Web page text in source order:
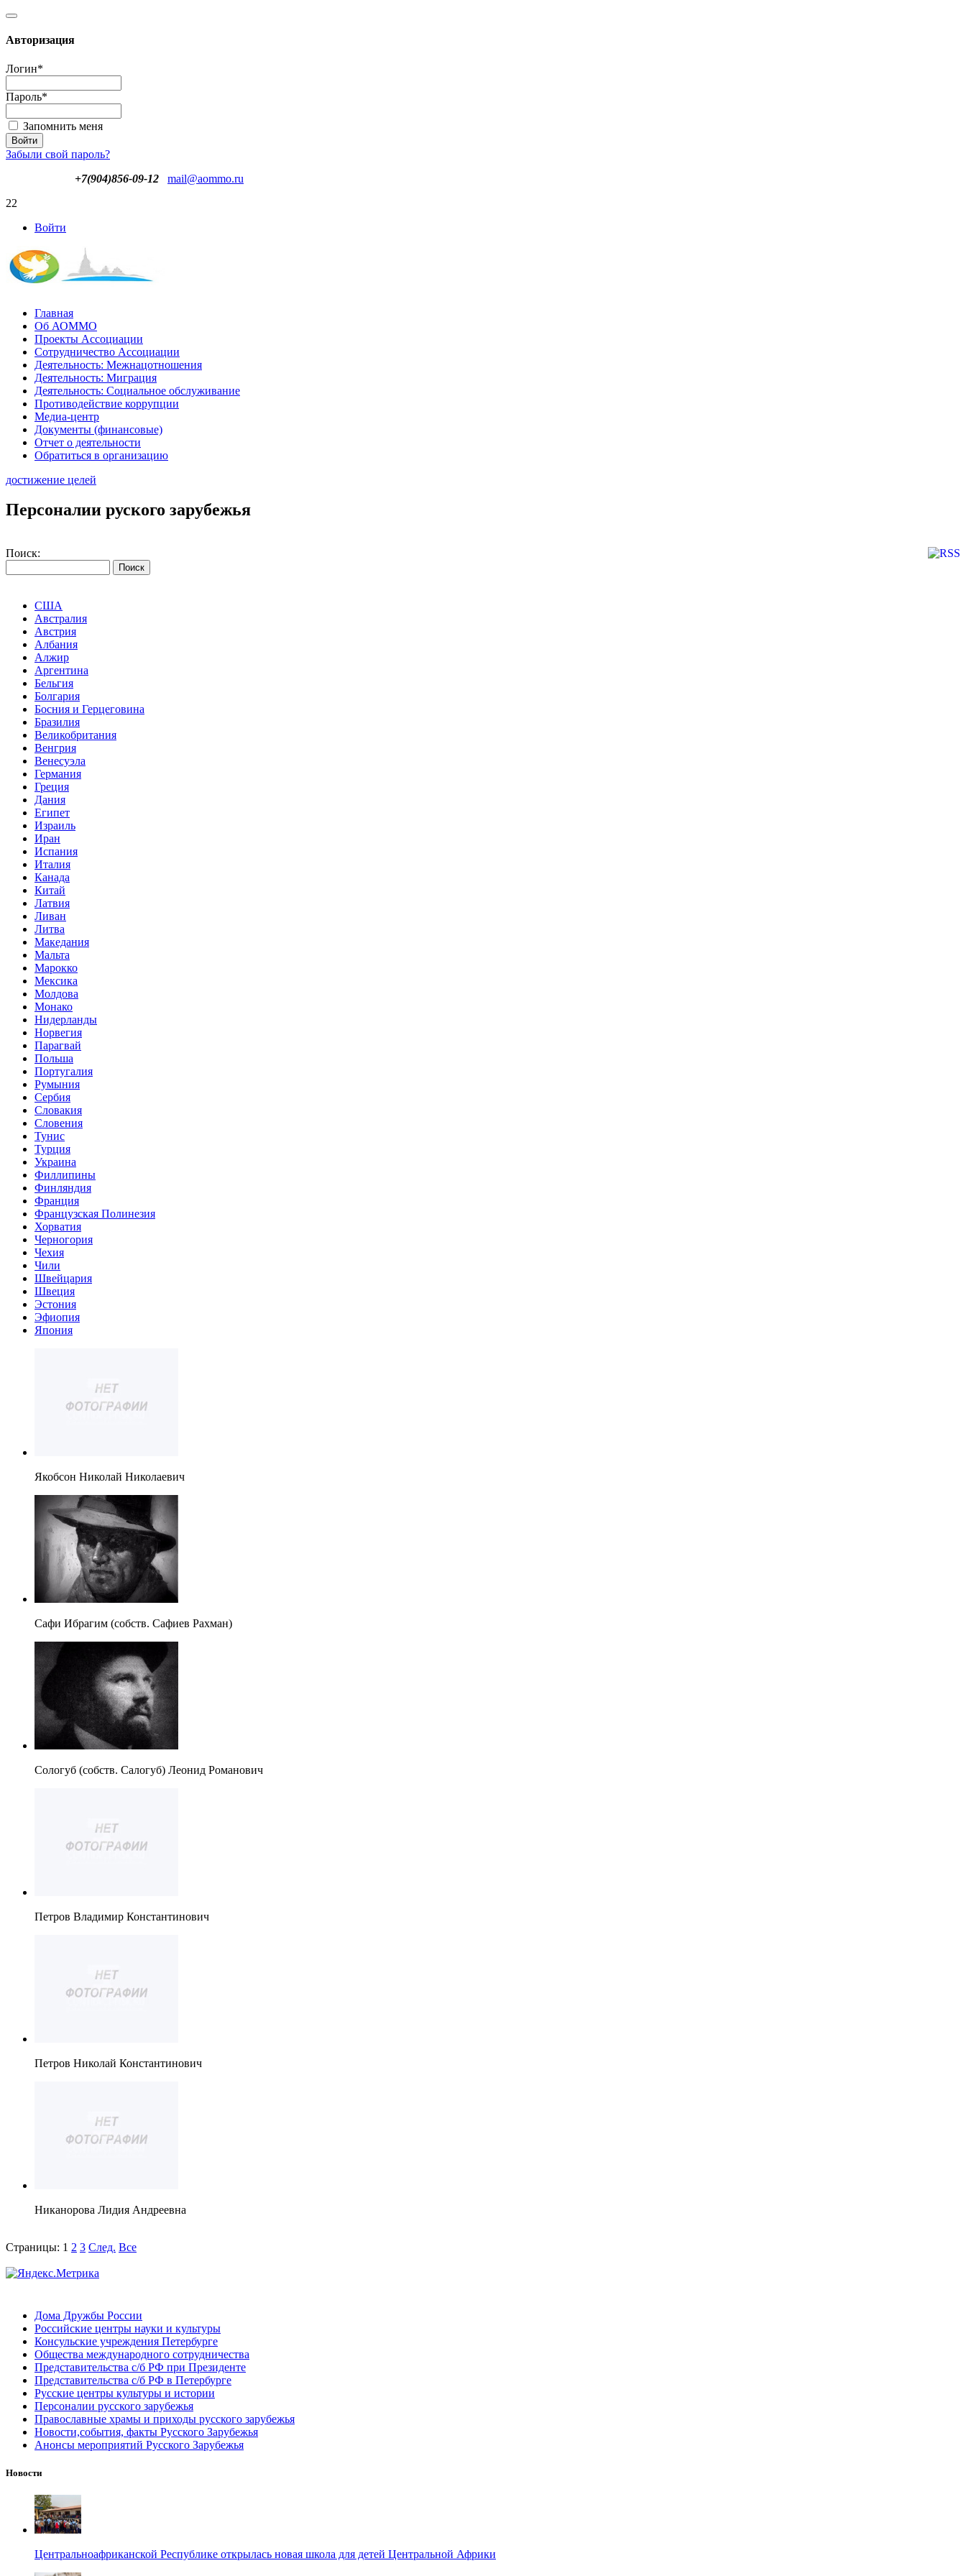
Авторизация
Логин*
Пароль*
Запомнить меня
Забыли свой пароль?
+7(904)856-09-12
mail@aommo.ru
22
Войти
Главная
Об АОММО
Проекты Ассоциации
Сотрудничество Ассоциации
Деятельность: Межнацотношения
Деятельность: Миграция
Деятельность: Социальное обслуживание
Противодействие коррупции
Медиа-центр
Документы (финансовые)
Отчет о деятельности
Обратиться в организацию
достижение целей
Персоналии руского зарубежья
Поиск:
США
Австралия
Австрия
Албания
Алжир
Аргентина
Бельгия
Болгария
Босния и Герцеговина
Бразилия
Великобритания
Венгрия
Венесуэла
Германия
Греция
Дания
Египет
Израиль
Иран
Испания
Италия
Канада
Китай
Латвия
Ливан
Литва
Македания
Мальта
Марокко
Мексика
Молдова
Монако
Нидерланды
Норвегия
Парагвай
Польша
Португалия
Румыния
Сербия
Словакия
Словения
Тунис
Турция
Украина
Филлипины
Финляндия
Франция
Французская Полинезия
Хорватия
Черногория
Чехия
Чили
Швейцария
Швеция
Эстония
Эфиопия
Япония
Якобсон Николай Николаевич
Сафи Ибрагим (собств. Сафиев Рахман)
Сологуб (собств. Салогуб) Леонид Романович
Петров Владимир Константинович
Петров Николай Константинович
Никанорова Лидия Андреевна
Страницы: 1 2 3 След. Все
Дома Дружбы России
Российские центры науки и культуры
Консульские учреждения Петербурге
Общества международного сотрудничества
Представительства с/б РФ при Президенте
Представительства с/б РФ в Петербурге
Русские центры культуры и истории
Персоналии русского зарубежья
Православные храмы и приходы русского зарубежья
Новости,события, факты Русского Зарубежья
Анонсы мероприятий Русского Зарубежья
Новости
Центральноафриканской Республике открылась новая школа для детей Центральной Африки